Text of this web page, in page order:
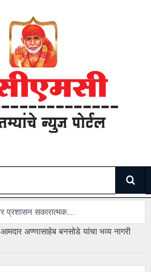
प्रशासन सकारात्मक…
अभ्यास करूनच वक्तव्य करावे” – आमदार
आमदार अण्णासाहेब बनसोडे यांचा भव्य नागरी